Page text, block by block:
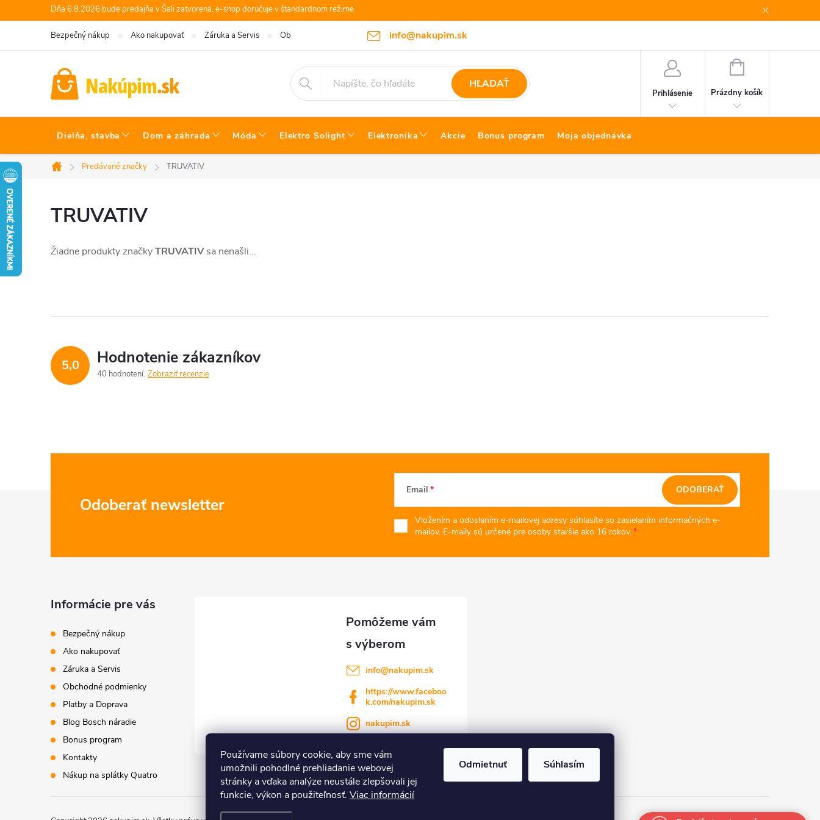
Používame súbory cookie, aby sme vám
umožnili pohodlné prehliadanie webovej
stránky a vďaka analýze neustále zlepšovali jej
funkcie, výkon a použiteľnosť. Viac informácií
Odmietnuť Súhlasím
na
Dňa 6.8.2026 bude predajňa v Šali zatvorená, e-shop doručuje v štandardnom režime.
info@nakupim.sk
Bezpečný nákup Ako nakupovať Záruka a Servis Obchodné podmienky Platby a Doprava Blog Bosch náradie
HĽADAŤ
Prihlásenie
NÁKUPNÝ
Prázdny košík
Dielňa, stavba Dom a záhrada Móda Elektro Solight Elektronika Akcie Bonus program Moja objednávka
Domov
Predávané značky TRUVATIV
TRUVATIV
Žiadne produkty značkyTRUVATIVsa nenašli...
5,0 Hodnotenie zákazníkov
40 hodnotení Zobraziť recenzie
Odoberať newsletter
Email
Vložením a odoslaním e-mailovej adresy súhlasíte so zasielaním informačných e-
mailov. E-maily sú určené pre osoby staršie ako 16 rokov.
ODOBERAŤ
Informácie pre vás
Bezpečný nákup
Ako nakupovať
Záruka a Servis
Obchodné podmienky
Platby a Doprava
Blog Bosch náradie
Bonus program
Kontakty
Nákup na splátky Quatro
info@nakupim.sk
https://www.faceboo
k.com/nakupim.sk
nakupim.sk